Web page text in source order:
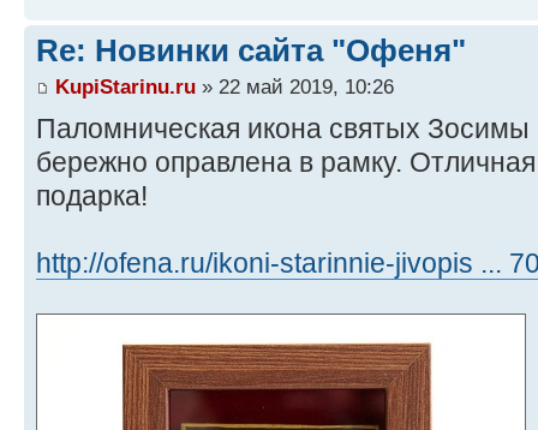
Re: Новинки сайта "Офеня"
KupiStarinu.ru » 22 май 2019, 10:26
Паломническая икона святых
бережно оправлена в рамку.
подарка!
http://ofena.ru/ikoni-starinnie-jivopis ...